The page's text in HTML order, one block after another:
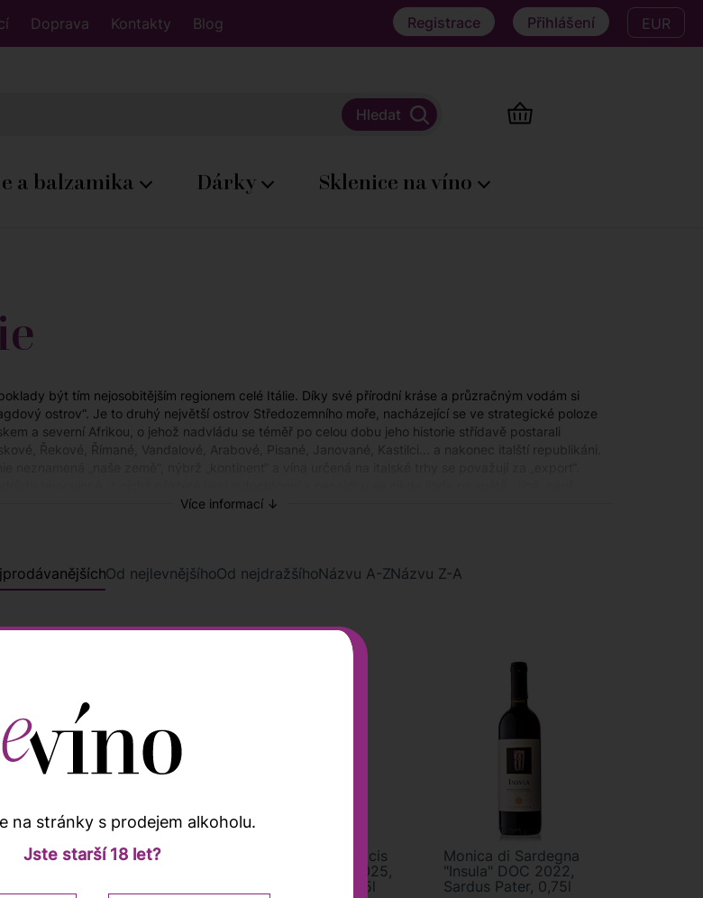
Doprava Kontakty Blog Registrace Přihlášení EUR
a balzamika Dárky Sklenice na víno
být tím nejosobitějším regionem celé Itálie. Díky své přírodní kráse a průzračným vodám si
ostrov“. Je to druhý největší ostrov Středozemního moře, nacházející se ve strategické poloze
a severní Afrikou, o jehož nadvládu se téměř po celou dobu jeho historie střídavě postarali
Řekové, Římané, Vandalové, Arabové, Pisané, Janované, Kastilci... a nakonec italští republikáni.
sem byly dovezeny ze Španělska. V posledních letech vinohradnictví a vinařství Sardinie zažilo
Více informací ↓
Od nejlevnějšíhoOd nejdražšíhoNázvu A-ZNázvu Z-A
Carignano del Sulcis
Carignano del Sulcis
"Is Solus" DOC 2025,
Sardus Pater, 0,75l
Monica di Sardegna
"Insula" DOC 2022,
Sardus Pater, 0,75l
na stránky s prodejem alkoholu.
Jste starší 18 let?